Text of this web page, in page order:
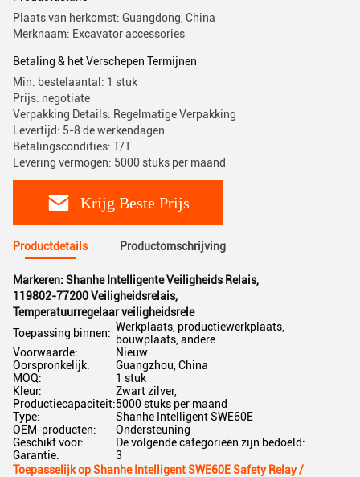
Plaats van herkomst: Guangdong, China
Merknaam: Excavator accessories
Betaling & het Verschepen Termijnen
Min. bestelaantal: 1 stuk
Prijs: negotiate
Verpakking Details: Regelmatige Verpakking
Levertijd: 5-8 de werkendagen
Betalingscondities: T/T
Levering vermogen: 5000 stuks per maand
Krijg Beste Prijs
Productdetails Productomschrijving
Markeren: Shanhe Intelligente Veiligheids Relais,
119802-77200 Veiligheidsrelais,
Temperatuurregelaar veiligheidsrele
Toepassing binnen: Werkplaats, productiewerkplaats,
bouwplaats, andere
Voorwaarde:
Nieuw
Oorspronkelijk:
Guangzhou, China
MOQ:
1 stuk
Kleur:
Zwart zilver,
Productiecapaciteit:5000 stuks per maand
Type:
Shanhe Intelligent SWE60E
OEM-producten:
Ondersteuning
Geschikt voor:
De volgende categorieën zijn bedoeld:
Garantie:
3
Toepasselijk op Shanhe Intelligent SWE60E Safety Relay /